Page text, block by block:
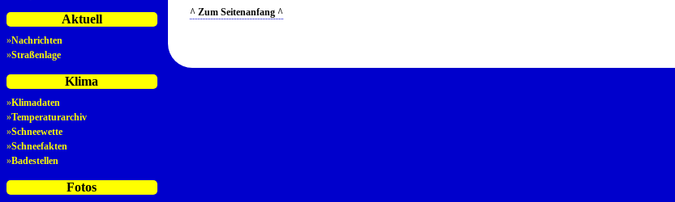
Aktuell
»Nachrichten
»Straßenlage
Klima
»Klimadaten
»Temperaturarchiv
»Schneewette
»Schneefakten
»Badestellen
Fotos
^ Zum Seitenanfang ^